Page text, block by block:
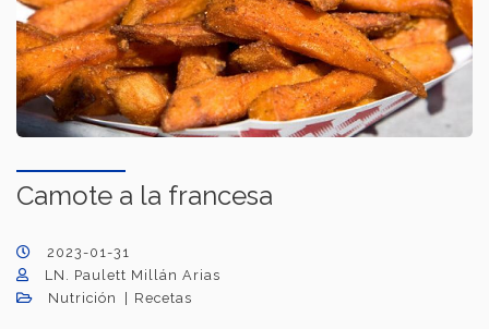
Camote a la francesa
2023-01-31
LN. Paulett Millán Arias
Nutrición
Recetas